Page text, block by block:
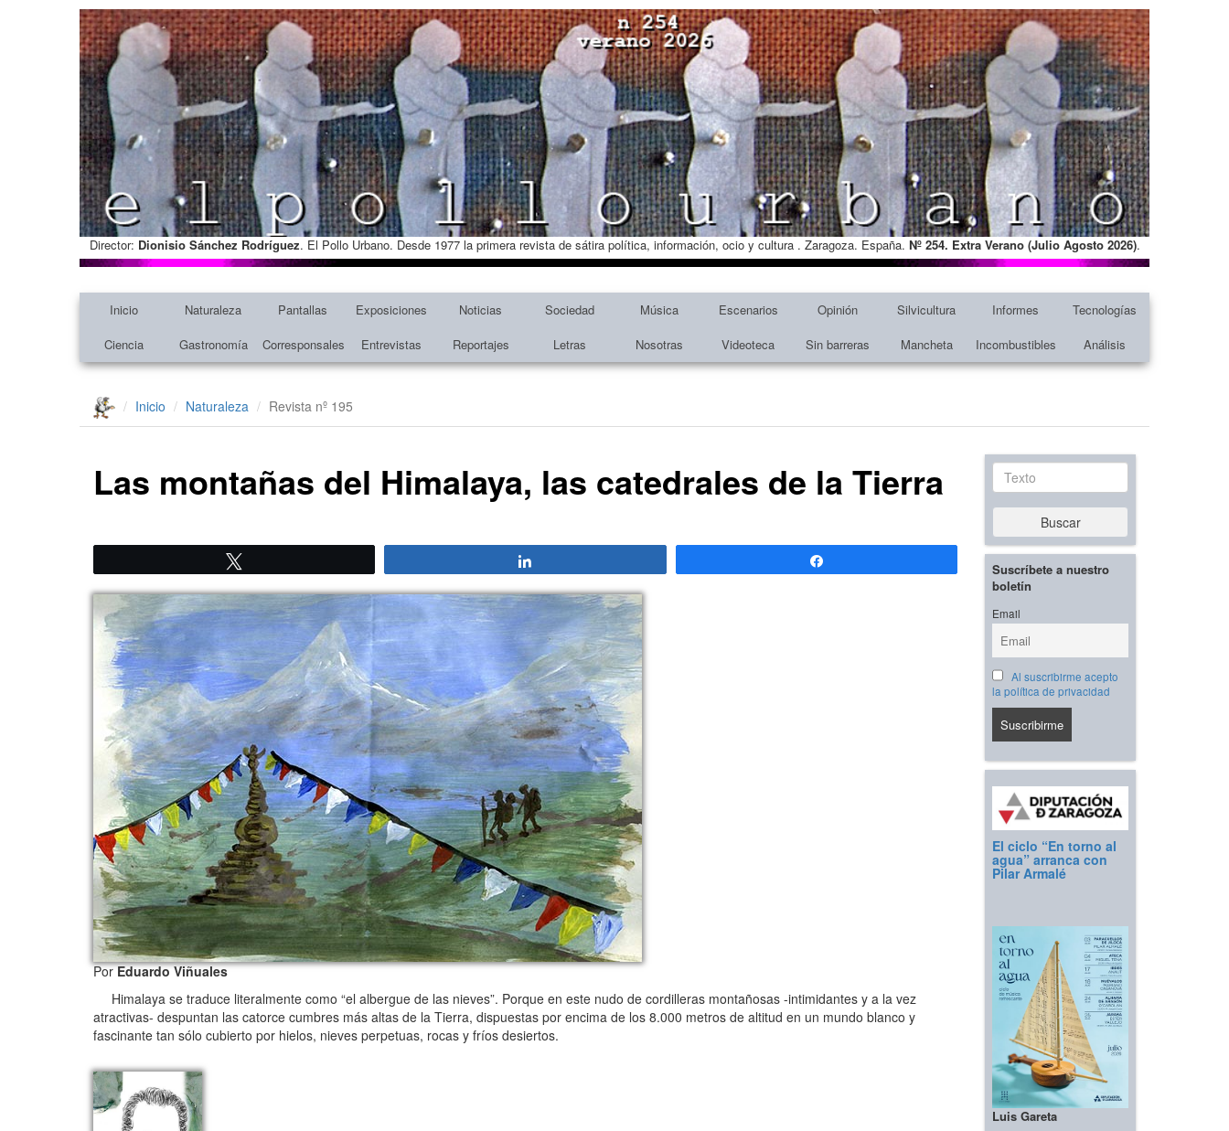
Director: Dionisio Sánchez Rodríguez. El Pollo Urbano. Desde 1977 la primera revista de sátira política, información, ocio y cultura . Zaragoza. España. Nº 254. Extra Verano (Julio Agosto 2026).
Inicio Naturaleza Pantallas Exposiciones Noticias Sociedad Música Escenarios Opinión Silvicultura Informes
Tecnologías
Ciencia
Gastronomía Corresponsales Entrevistas Reportajes Letras Nosotras Videoteca Sin barreras Mancheta Incombustibles Análisis
Inicio Naturaleza Revista nº 195
Las montañas del Himalaya, las catedrales de la Tierra
PorEduardo Viñuales
Himalaya se traduce literalmente como “el albergue de las nieves”. Porque en este nudo de cordilleras montañosas -intimidantes y a la vez
atractivas- despuntan las catorce cumbres más altas de la Tierra, dispuestas por encima de los 8.000 metros de altitud en un mundo blanco y
fascinante tan sólo cubierto por hielos, nieves perpetuas, rocas y fríos desiertos.
Texto
Buscar
Suscríbete a nuestro
boletín
Email
Al suscribirme acepto
la política de privacidad
El ciclo “En torno al
agua” arranca con
Pilar Armalé
Luis Gareta